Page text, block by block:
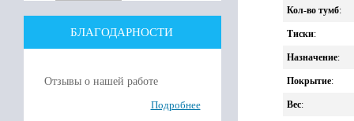
БЛАГОДАРНОСТИ
Отзывы о нашей работе
Подробнее
Кол-во тумб:
Тиски:
Назначение:
Покрытие:
Вес: